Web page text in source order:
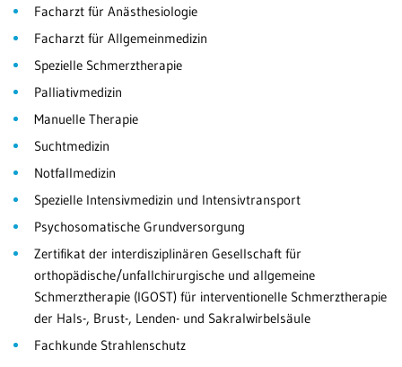
STANDORTE
Schwetzingen
Sinsheim
Weinheim
Facharzt für Anästhesiologie
Facharzt für Allgemeinmedizin
Spezielle Schmerztherapie
Palliativmedizin
Manuelle Therapie
Suchtmedizin
Notfallmedizin
Spezielle Intensivmedizin und Intensivtransport
Psychosomatische Grundversorgung
Zertifikat der interdisziplinären Gesellschaft für
orthopädische/unfallchirurgische und allgemeine
Schmerztherapie (IGOST) für interventionelle Schmerztherapie
der Hals-, Brust-, Lenden- und Sakralwirbelsäule
Fachkunde Strahlenschutz